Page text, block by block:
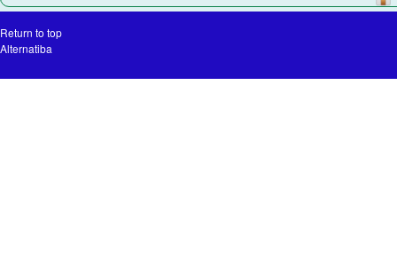
Return to top
Alternatiba